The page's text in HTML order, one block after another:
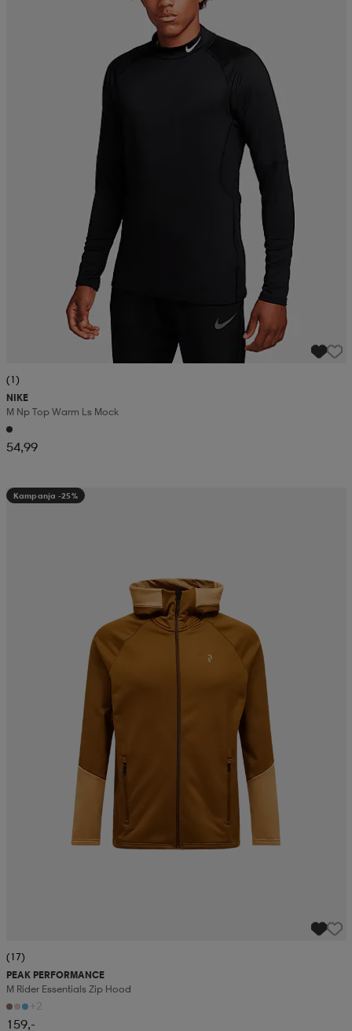
(1)
NIKE
M Np Top Warm Ls Mock
54,99
Kampanja -25%
(17)
PEAK PERFORMANCE
M Rider Essentials Zip Hood
+2
159,-